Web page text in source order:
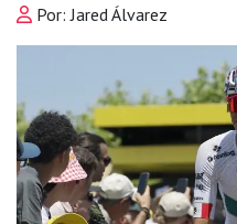
Por: Jared Álvarez